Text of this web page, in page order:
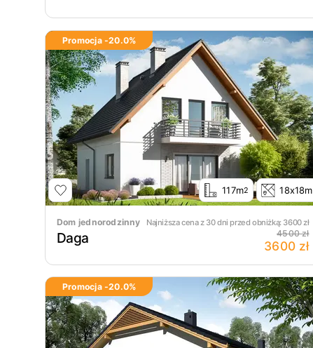
Promocja -20.0%
117m2 18x18m
Dom jednorodzinny Najniższa cena z 30 dni przed obniżką: 3600zł
Daga 4500 zł
3600 zł
Promocja -20.0%